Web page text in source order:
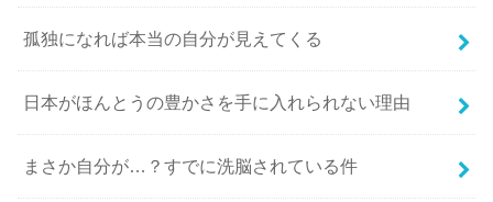
孤独になれば本当の自分が見えてくる
日本がほんとうの豊かさを手に入れられない理由
まさか自分が…？すでに洗脳されている件